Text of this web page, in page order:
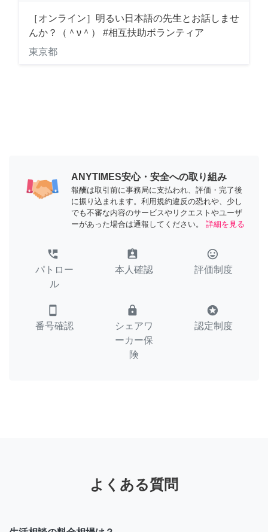
［オンライン］明るい日本語の先生とお話しませ
んか？（＾ν＾） #相互扶助ボランティア
東京都
ANYTIMES安心・安全への取り組み
報酬は取引前に事務局に支払われ、評価・完了後
に振り込まれます。利用規約違反の恐れや、少し
でも不審な内容のサービスやリクエストやユーザ
ーがあった場合は通報してください。
詳細を見る
perm_phone_msg
パトロー
ル
assignment_ind
本人確認
tag_faces
評価制度
smartphone
番号確認
lock
シェアワ
ーカー保
険
stars
認定制度
よくある質問